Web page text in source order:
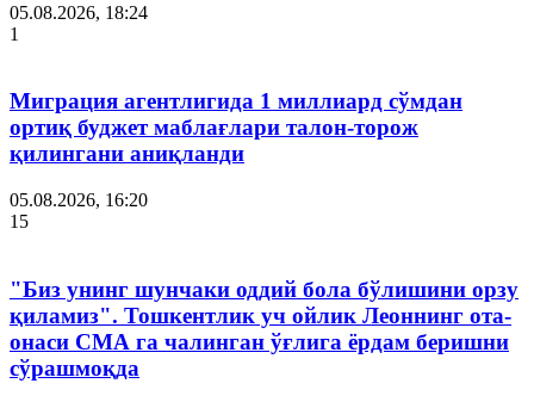
05.08.2026, 18:24
1
Миграция агентлигида 1 миллиард сўмдан
ортиқ буджет маблағлари талон-торож
қилингани аниқланди
05.08.2026, 16:20
15
"Биз унинг шунчаки оддий бола бўлишини орзу
қиламиз". Тошкентлик уч ойлик Леоннинг ота-
онаси СМА га чалинган ўғлига ёрдам беришни
сўрашмоқда